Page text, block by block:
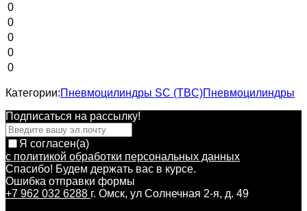
0
0
0
0
0
Категории:Пневмоцилиндры SC (TBC)Пневмоцилиндры
Подписаться на рассылкy!
Я согласен(a)
с политикой обработки персональных данных
Спасибо! Будем держать вас в курсе.
Ошибка отправки формы
+7 962 032 6288 г. Омск, ул Солнечная 2-я, д. 49